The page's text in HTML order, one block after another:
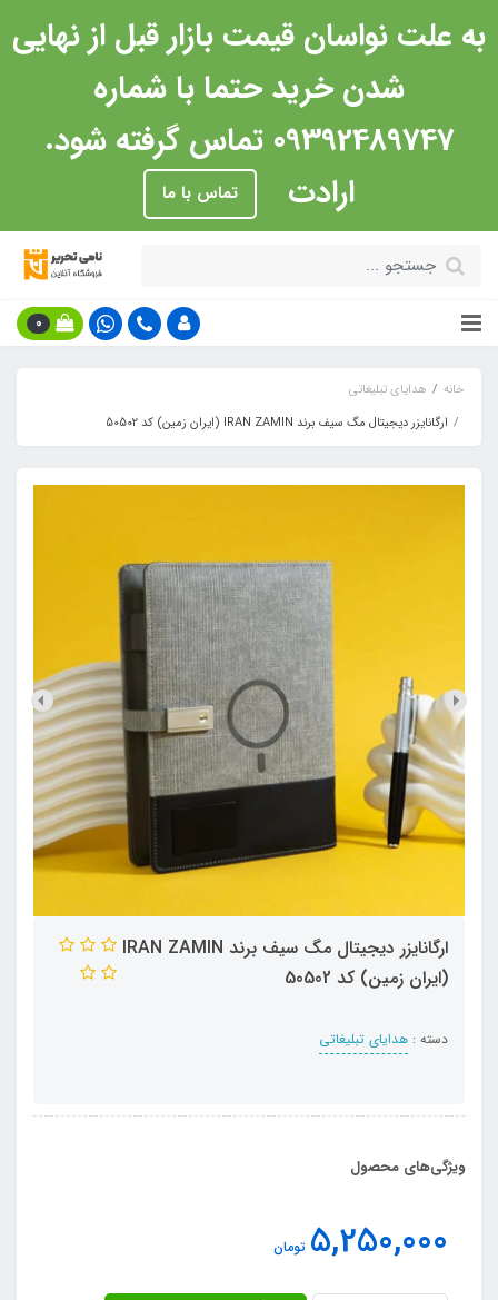
به علت نواسان قیمت بازار قبل از نهایی
شدن خرید حتما با شماره
09392489747 تماس گرفته شود.
ارادت
تماس با ما
0
خانه
هدایای تبلیغاتی
ارگانایزر دیجیتال مگ سیف برند IRAN ZAMIN (ایران زمین) کد 50502
ارگانایزر دیجیتال مگ سیف برند IRAN ZAMIN
(ایران زمین) کد 50502
دسته : هدایای تبلیغاتی
ویژگی‌های محصول
5,250,000 تومان